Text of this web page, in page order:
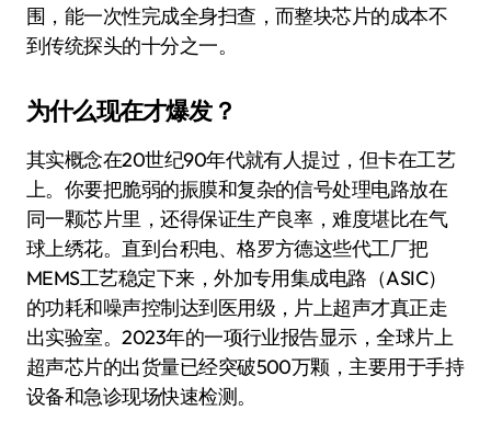
围，能一次性完成全身扫查，而整块芯片的成本不
到传统探头的十分之一。
为什么现在才爆发？
其实概念在20世纪90年代就有人提过，但卡在工艺
上。你要把脆弱的振膜和复杂的信号处理电路放在
同一颗芯片里，还得保证生产良率，难度堪比在气
球上绣花。直到台积电、格罗方德这些代工厂把
MEMS工艺稳定下来，外加专用集成电路（ASIC）
的功耗和噪声控制达到医用级，片上超声才真正走
出实验室。2023年的一项行业报告显示，全球片上
超声芯片的出货量已经突破500万颗，主要用于手持
设备和急诊现场快速检测。